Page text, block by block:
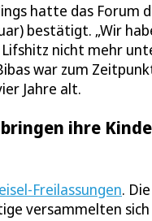
hatte das Forum
bestätigt. „Wir
Lifshitz nicht mehr
war zum
Jahre alt.
ihre
Freilassungen. Die
versammelten sich